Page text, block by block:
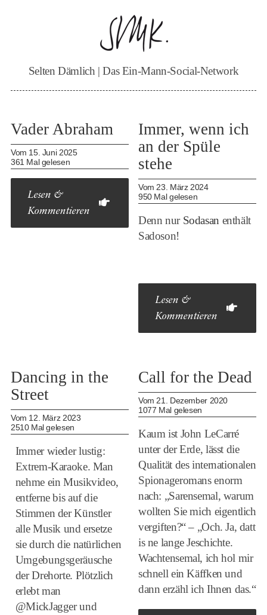
Selten Dämlich | Das Ein-Mann-Social-Network
Vader Abraham
Vom 15. Juni 2025
361 Mal gelesen
Lesen &
Kommentieren
Immer, wenn ich
an der Spüle
stehe
Vom 23. März 2024
950 Mal gelesen
Denn nur Sodasan enthält
Sadoson!
Lesen &
Kommentieren
Dancing in the
Street
Vom 12. März 2023
2510 Mal gelesen
Immer wieder lustig:
Extrem-Karaoke. Man
nehme ein Musikvideo,
entferne bis auf die
Stimmen der Künstler
alle Musik und ersetze
sie durch die natürlichen
Umgebungsgeräusche
der Drehorte. Plötzlich
erlebt man
@MickJagger und
Call for the Dead
Vom 21. Dezember 2020
1077 Mal gelesen
Kaum ist John LeCarré
unter der Erde, lässt die
Qualität des internationalen
Spionageromans enorm
nach: „Sarensemal, warum
wollten Sie mich eigentlich
vergiften?“ – „Och. Ja, datt
is ne lange Jeschichte.
Wachtensemal, ich hol mir
schnell ein Käffken und
dann erzähl ich Ihnen das.“